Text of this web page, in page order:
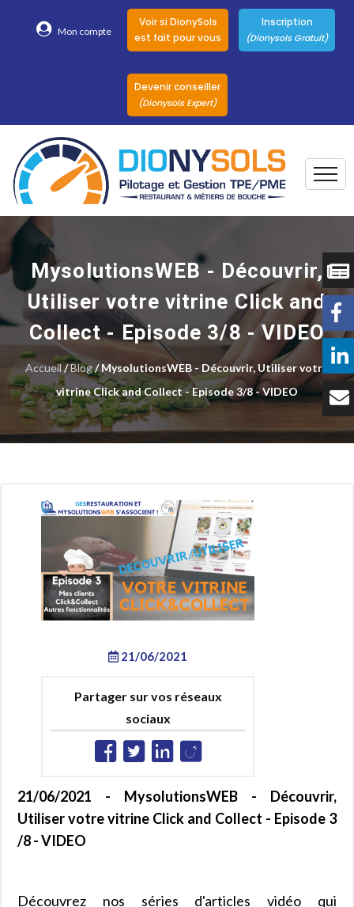
Mon compte
Voir si DionySols
est fait pour vous
Inscription
(Dionysols Gratuit)
Devenir conseiller
(Dionysols Expert)
Nos conseillers
DionySols
Nos versions
Nos autres
Solutions
Témoignages
Tarifs
MysolutionsWEB - Découvrir,
Utiliser votre vitrine Click and
Collect - Episode 3/8 - VIDEO
Accueil/Blog/ MysolutionsWEB - Découvrir, Utiliser votre
vitrine Click and Collect - Episode 3/8 - VIDEO
21/06/2021
Partager sur vos réseaux
sociaux
21/06/2021 - MysolutionsWEB - Découvrir,
Utiliser votre vitrine Click and Collect - Episode 3
/8 - VIDEO
Découvrez nos séries d'articles vidéo qui